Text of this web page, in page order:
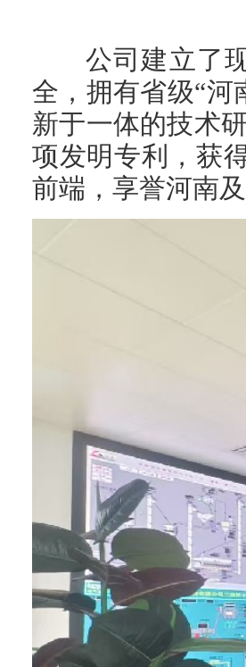
公司建立了
全，拥有省级“
新于一体的技术
项发明专利，获
前端，享誉河南及